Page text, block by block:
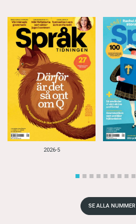
2026-5
SE ALLA NUMMER